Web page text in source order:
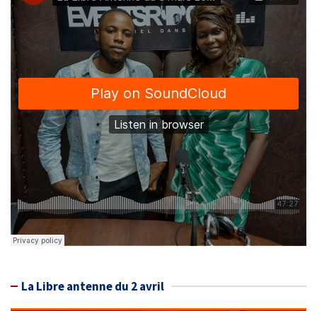
La Libre antenne du 2 avril